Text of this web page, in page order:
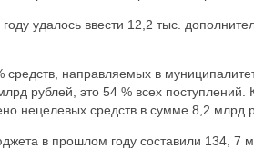
удалось ввести 12,2 тыс.
направляемых в
рублей, это 54 % всех поступлений.
нецелевых средств в сумме 8,2 млрд
в прошлом году составили 134, 7